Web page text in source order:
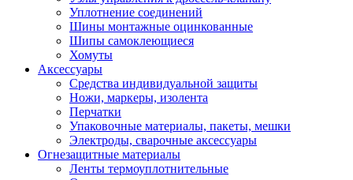
Уплотнение соединений
Шины монтажные оцинкованные
Шипы самоклеющиеся
Хомуты
Аксессуары
Средства индивидуальной защиты
Ножи, маркеры, изолента
Перчатки
Упаковочные материалы, пакеты, мешки
Электроды, сварочные аксессуары
Огнезащитные материалы
Ленты термоуплотнительные